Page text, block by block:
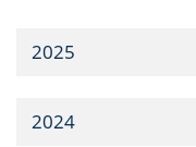
2025
2024